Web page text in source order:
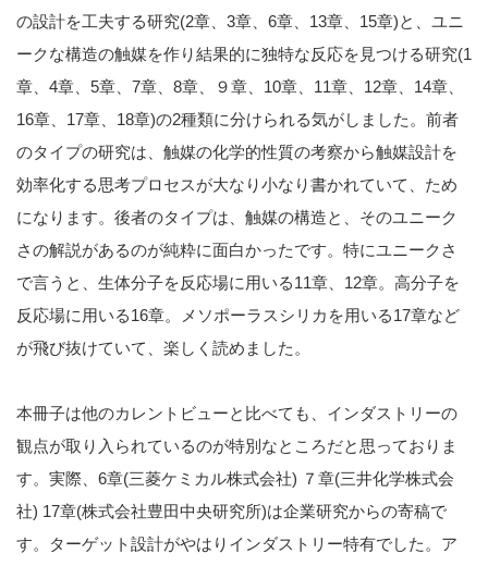
の設計を工夫する研究(2章、3章、6章、13章、15章)と、ユニ
ークな構造の触媒を作り結果的に独特な反応を見つける研究(1
章、4章、5章、7章、8章、９章、10章、11章、12章、14章、
16章、17章、18章)の2種類に分けられる気がしました。前者
のタイプの研究は、触媒の化学的性質の考察から触媒設計を
効率化する思考プロセスが大なり小なり書かれていて、ため
になります。後者のタイプは、触媒の構造と、そのユニーク
さの解説があるのが純粋に面白かったです。特にユニークさ
で言うと、生体分子を反応場に用いる11章、12章。高分子を
反応場に用いる16章。メソポーラスシリカを用いる17章など
が飛び抜けていて、楽しく読めました。
本冊子は他のカレントビューと比べても、インダストリーの
観点が取り入られているのが特別なところだと思っておりま
す。実際、6章(三菱ケミカル株式会社) ７章(三井化学株式会
社) 17章(株式会社豊田中央研究所)は企業研究からの寄稿で
す。ターゲット設計がやはりインダストリー特有でした。ア